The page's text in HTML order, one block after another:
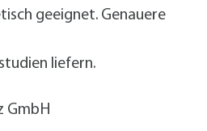
geeignet. Genauere
liefern.
GmbH